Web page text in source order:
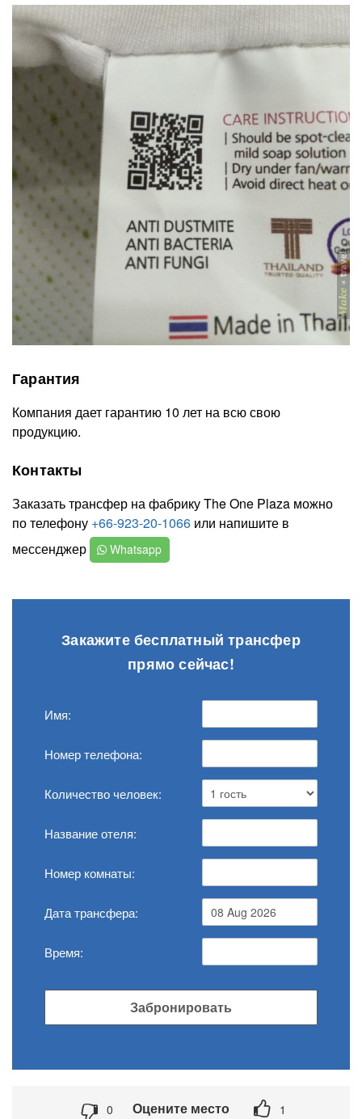
Гарантия
Компания дает гарантию 10 лет на всю свою
продукцию.
Контакты
Заказать трансфер на фабрику The One Plaza можно
по телефону +66-923-20-1066 или напишите в
мессенджер
Whatsapp
Закажите бесплатный трансфер
прямо сейчас!
Имя:
Номер телефона:
Количество человек:
Название отеля:
Номер комнаты:
Дата трансфера:
Время:
Забронировать
0 Оцените место 1